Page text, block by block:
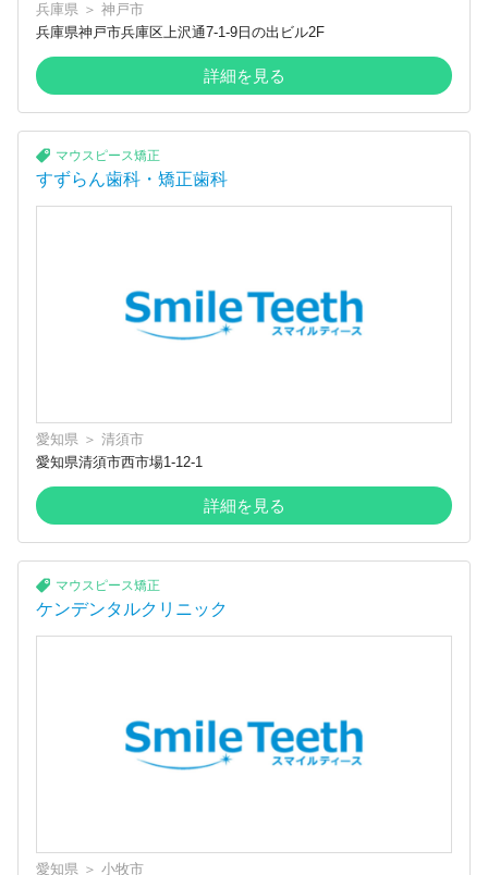
兵庫県 ＞ 神戸市
兵庫県神戸市兵庫区上沢通7-1-9日の出ビル2F
詳細を見る
マウスピース矯正
すずらん歯科・矯正歯科
愛知県 ＞ 清須市
愛知県清須市西市場1-12-1
詳細を見る
マウスピース矯正
ケンデンタルクリニック
愛知県 ＞ 小牧市